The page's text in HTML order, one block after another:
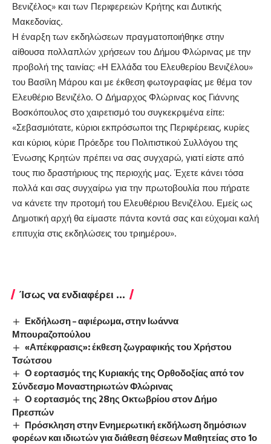
Βενιζέλος» και των Περιφερειών Κρήτης και Δυτικής
Μακεδονίας.
Η έναρξη των εκδηλώσεων πραγματοποιήθηκε στην
αίθουσα πολλαπλών χρήσεων του Δήμου Φλώρινας με την
προβολή της ταινίας: «Η Ελλάδα του Ελευθερίου Βενιζέλου»
του Βασίλη Μάρου και με έκθεση φωτογραφίας με θέμα τον
Ελευθέριο Βενιζέλο. Ο Δήμαρχος Φλώρινας κος Γιάννης
Βοσκόπουλος στο χαιρετισμό του συγκεκριμένα είπε:
«Σεβασμιότατε, κύριοι εκπρόσωποι της Περιφέρειας, κυρίες
και κύριοι, κύριε Πρόεδρε του Πολιτιστικού Συλλόγου της
Ένωσης Κρητών πρέπει να σας συγχαρώ, γιατί είστε από
τους πιο δραστήριους της περιοχής μας. Έχετε κάνει τόσα
πολλά και σας συγχαίρω για την πρωτοβουλία που πήρατε
να κάνετε την προτομή του Ελευθέριου Βενιζέλου. Εμείς ως
Δημοτική αρχή θα είμαστε πάντα κοντά σας και εύχομαι καλή
επιτυχία στις εκδηλώσεις του τριημέρου».
Ίσως να ενδιαφέρει ...
Εκδήλωση – αφιέρωμα, στην Ιωάννα
Μπουραζοπούλου
«Απέκφρασις»: έκθεση ζωγραφικής του Χρήστου
Τσώτσου
Ο εορτασμός της Κυριακής της Ορθοδοξίας από τον
Σύνδεσμο Μοναστηριωτών Φλώρινας
Ο εορτασμός της 28ης Οκτωβρίου στον Δήμο
Πρεσπών
Πρόσκληση στην Ενημερωτική εκδήλωση δημόσιων
φορέων και ιδιωτών για διάθεση θέσεων Μαθητείας στο 1ο